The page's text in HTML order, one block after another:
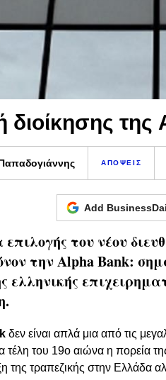
διοίκησης της
ΑΠΟΨΕΙΣ
Add
του νέου
την Alpha Bank:
ελληνικής
δεν είναι απλά μια από τις
τέλη του 19ο αιώνα η πορεία
της τραπεζικής στην Ελλάδα